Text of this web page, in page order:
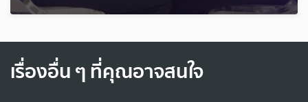
เรื่องอื่น ๆ ที่คุณอาจสนใจ